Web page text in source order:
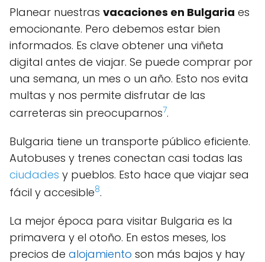
Planear nuestras vacaciones en Bulgaria es
emocionante. Pero debemos estar bien
informados. Es clave obtener una viñeta
digital antes de viajar. Se puede comprar por
una semana, un mes o un año. Esto nos evita
multas y nos permite disfrutar de las
carreteras sin preocuparnos7.
Bulgaria tiene un transporte público eficiente.
Autobuses y trenes conectan casi todas las
ciudades y pueblos. Esto hace que viajar sea
fácil y accesible8.
La mejor época para visitar Bulgaria es la
primavera y el otoño. En estos meses, los
precios de alojamiento son más bajos y hay